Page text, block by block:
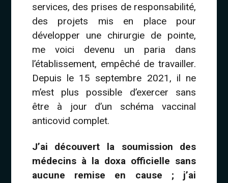
services, des prises de responsabilité,
des projets mis en place pour
développer une chirurgie de pointe,
me voici devenu un paria dans
l’établissement, empêché de travailler.
Depuis le 15 septembre 2021, il ne
m’est plus possible d’exercer sans
être à jour d’un schéma vaccinal
anticovid complet.
J’ai découvert la soumission des
médecins à la doxa officielle sans
aucune remise en cause ; j’ai